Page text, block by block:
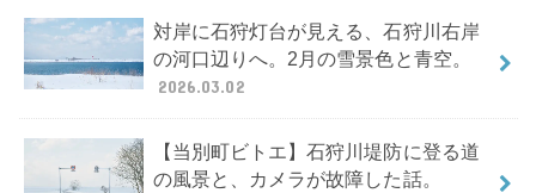
対岸に石狩灯台が見える、石狩川右岸
の河口辺りへ。2月の雪景色と青空。
2026.03.02
【当別町ビトエ】石狩川堤防に登る道
の風景と、カメラが故障した話。